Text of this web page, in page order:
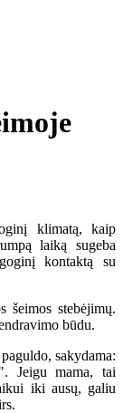
klimatą, kaip
laiką sugeba
kontaktą su
stebėjimų.
būdu.
sakydama:
Jeigu mama, tai
iki ausų, galiu